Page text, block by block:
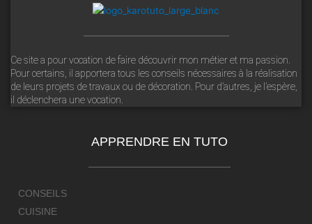
Ce site a pour vocation de faire découvrir mon métier et ma passion.
Pour certains, il apportera tous les conseils nécessaires à la réalisation
de leurs projets de travaux ou de décoration. Pour d’autres, je l’espère,
il déclenchera une vocation.
APPRENDRE EN TUTO
CONSEILS
CUISINE